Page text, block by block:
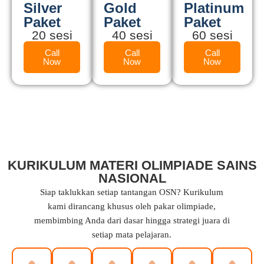
Silver
Paket
20 sesi
Call
Now
Gold
Paket
40 sesi
Call
Now
Platinum
Paket
60 sesi
Call
Now
KURIKULUM MATERI OLIMPIADE SAINS
NASIONAL
Siap taklukkan setiap tantangan OSN? Kurikulum
kami dirancang khusus oleh pakar olimpiade,
membimbing Anda dari dasar hingga strategi juara di
setiap mata pelajaran.